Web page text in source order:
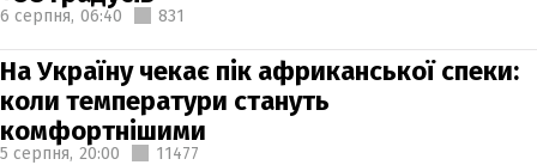
6 серпня, 06:40 831
На Україну чекає пік африканської спеки:
коли температури стануть
комфортнішими
5 серпня, 20:00 11477